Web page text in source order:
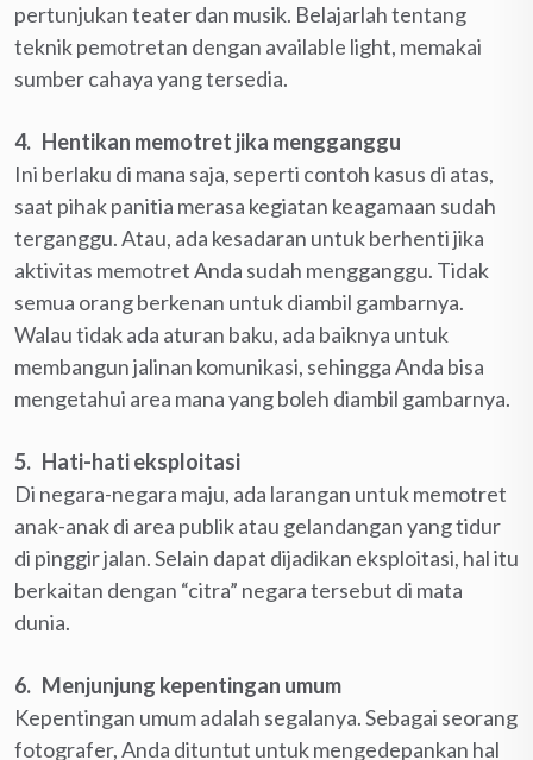
pertunjukan teater dan musik. Belajarlah tentang
teknik pemotretan dengan available light, memakai
sumber cahaya yang tersedia.
4. Hentikan memotret jika mengganggu
Ini berlaku di mana saja, seperti contoh kasus di atas,
saat pihak panitia merasa kegiatan keagamaan sudah
terganggu. Atau, ada kesadaran untuk berhenti jika
aktivitas memotret Anda sudah mengganggu. Tidak
semua orang berkenan untuk diambil gambarnya.
Walau tidak ada aturan baku, ada baiknya untuk
membangun jalinan komunikasi, sehingga Anda bisa
mengetahui area mana yang boleh diambil gambarnya.
5. Hati-hati eksploitasi
Di negara-negara maju, ada larangan untuk memotret
anak-anak di area publik atau gelandangan yang tidur
di pinggir jalan. Selain dapat dijadikan eksploitasi, hal itu
berkaitan dengan “citra” negara tersebut di mata
dunia.
6. Menjunjung kepentingan umum
Kepentingan umum adalah segalanya. Sebagai seorang
fotografer, Anda dituntut untuk mengedepankan hal